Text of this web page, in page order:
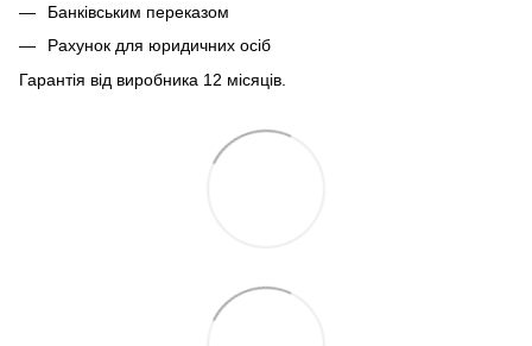
Банківським переказом
Рахунок для юридичних осіб
Гарантія від виробника 12 місяців.